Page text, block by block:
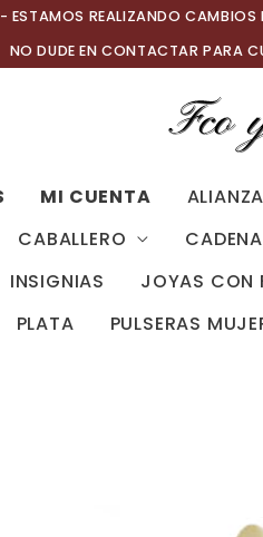
- ESTAMOS REALIZANDO CAMBIOS
NO DUDE EN CONTACTAR PARA
MI CUENTA
CABALLERO
INSIGNIAS JOYAS CON
PLATA PULSERAS